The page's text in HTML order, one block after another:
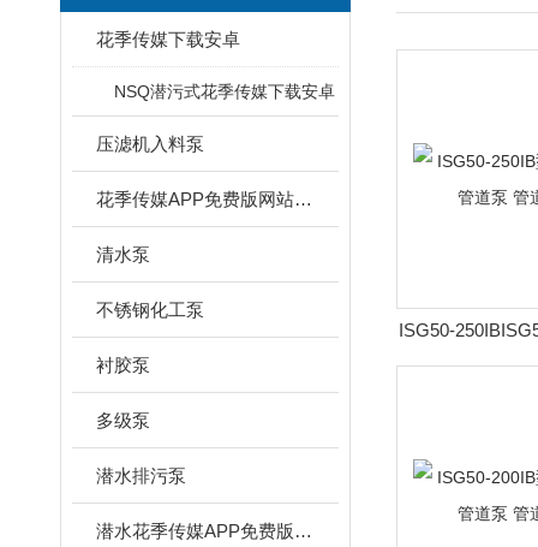
花季传媒下载安卓
NSQ潜污式花季传媒下载安卓
压滤机入料泵
花季传媒APP免费版网站下载安装
清水泵
不锈钢化工泵
衬胶泵
多级泵
潜水排污泵
潜水花季传媒APP免费版网站下载安装
ISG50-
速立式管道